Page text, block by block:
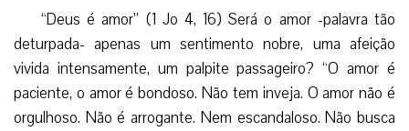
“Deus é amor” (1 Jo 4, 16) Será o amor -palavra tão
deturpada- apenas um sentimento nobre, uma afeição
vivida intensamente, um palpite passageiro? “O amor é
paciente, o amor é bondoso. Não tem inveja. O amor não é
orgulhoso. Não é arrogante. Nem escandaloso. Não busca